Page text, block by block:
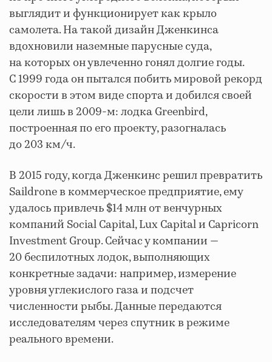
выглядит и функционирует как крыло
самолета. На такой дизайн Дженкинса
вдохновили наземные парусные суда,
на которых он увлеченно гонял долгие годы.
С 1999 года он пытался побить мировой рекорд
скорости в этом виде спорта и добился своей
цели лишь в 2009-м: лодка Greenbird,
построенная по его проекту, разогналась
до 203 км/ч.
В 2015 году, когда Дженкинс решил превратить
Saildrone в коммерческое предприятие, ему
удалось привлечь $14 млн от венчурных
компаний Social Capital, Lux Capital и Capricorn
Investment Group. Сейчас у компании —
20 беспилотных лодок, выполняющих
конкретные задачи: например, измерение
уровня углекислого газа и подсчет
численности рыбы. Данные передаются
исследователям через спутник в режиме
реального времени.